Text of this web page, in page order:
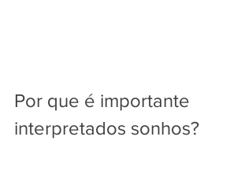
Por que é importante
interpretados sonhos?